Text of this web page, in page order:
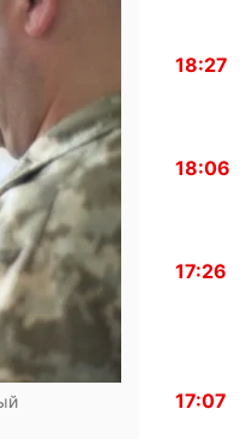
18:27
18:06
17:26
17:07